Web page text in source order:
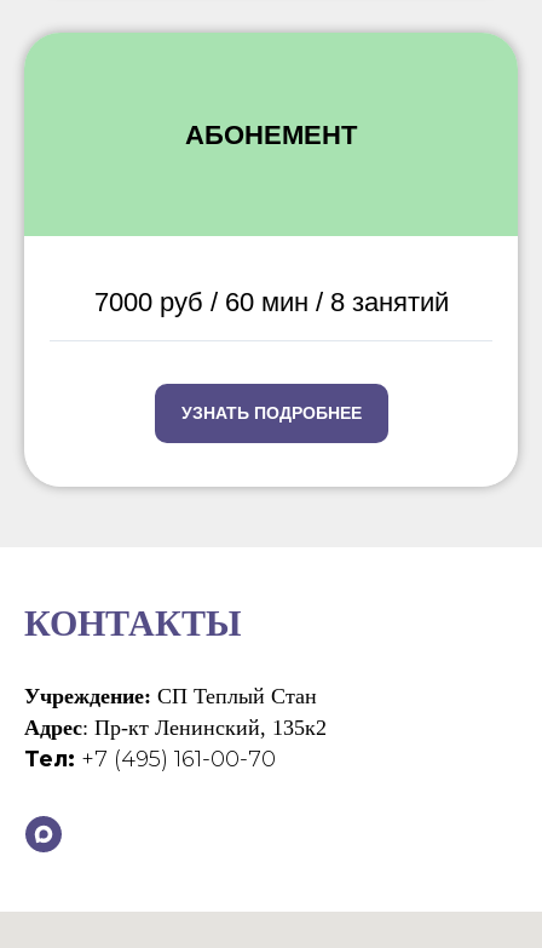
АБОНЕМЕНТ
7000 руб / 60 мин / 8 занятий
УЗНАТЬ ПОДРОБНЕЕ
КОНТАКТЫ
Учреждение: СП Теплый Стан
Адрес: Пр-кт Ленинский, 135к2
Тел: +7 (495) 161-00-70